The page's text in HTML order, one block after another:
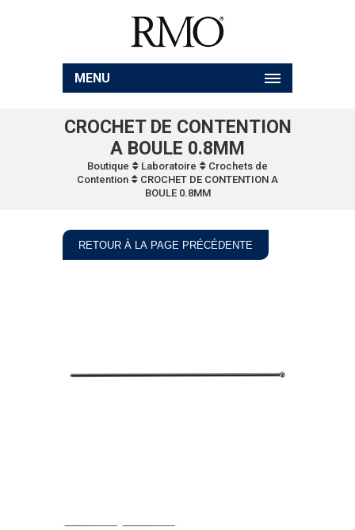
MENU
CROCHET DE CONTENTION
A BOULE 0.8MM
Boutique Laboratoire
Crochets de
Contention
CROCHET DE CONTENTION A
BOULE 0.8MM
RETOUR À LA PAGE PRÉCÉDENTE